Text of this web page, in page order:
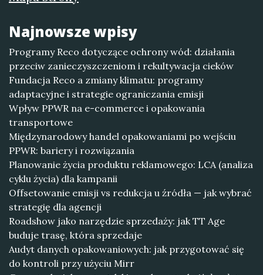
Najnowsze wpisy
Programy Reco dotyczące ochrony wód: działania
przeciw zanieczyszczeniom i rekultywacja cieków
Fundacja Reco a zmiany klimatu: programy
adaptacyjne i strategie ograniczania emisji
Wpływ PPWR na e-commerce i opakowania
transportowe
Międzynarodowy handel opakowaniami po wejściu
PPWR: bariery i rozwiązania
Planowanie życia produktu reklamowego: LCA (analiza
cyklu życia) dla kampanii
Offsetowanie emisji vs redukcja u źródła — jak wybrać
strategię dla agencji
Roadshow jako narzędzie sprzedaży: jak TT Age
buduje trasę, która sprzedaje
Audyt danych opakowaniowych: jak przygotować się
do kontroli przy użyciu Mirr